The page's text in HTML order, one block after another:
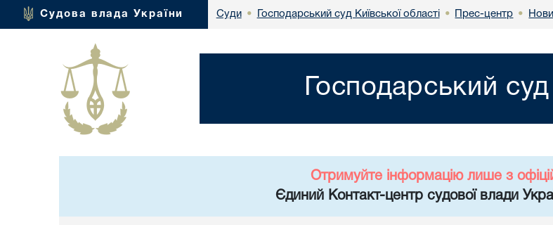
Судова влада України Суди • Господарський суд Київської області • Прес-центр •
Господарський суд
Отримуйте інформацію лише з
Єдиний Контакт-центр судової влади